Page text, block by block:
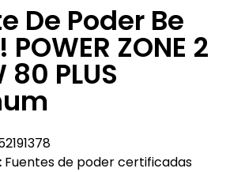
De Poder Be
ZONE 2
PLUS
Fuentes de poder certificadas